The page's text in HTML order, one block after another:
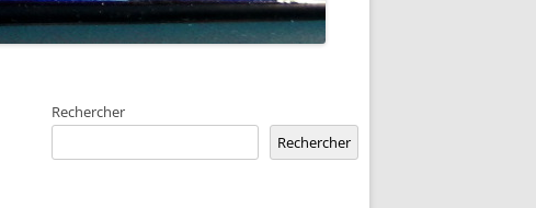
Rechercher
Rechercher